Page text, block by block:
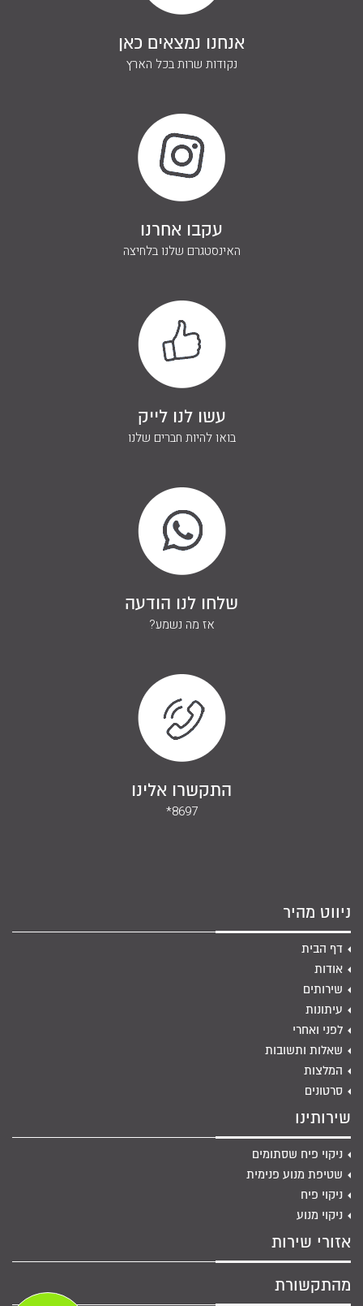
השאירו פרטים ונחזור אליכם
בהקדם
אנחנו נמצאים כאן
נקודות שרות בכל הארץ
עקבו אחרנו
האינסטגרם שלנו בלחיצה
עשו לנו לייק
בואו להיות חברים שלנו
שלחו לנו הודעה
אז מה נשמע?
התקשרו אלינו
*8697
ניווט מהיר
דף הבית
אודות
שירותים
עיתונות
לפני ואחרי
שאלות ותשובות
המלצות
סרטונים
שירותינו
ניקוי פיח שסתומים
שטיפת מנוע פנימית
ניקוי פיח
ניקוי מנוע
אזורי שירות
מהתקשורת